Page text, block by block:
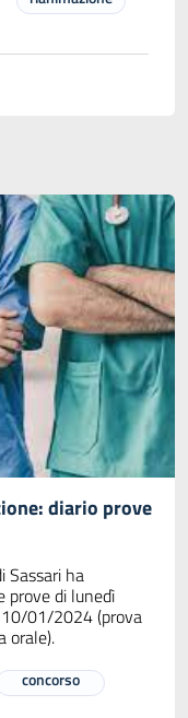
diario prove
Sassari ha
prove di lunedì
01/2024 (prova
orale).
concorso